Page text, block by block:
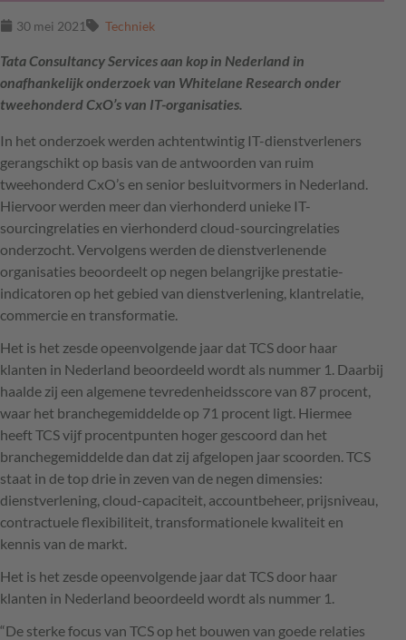
30 mei 2021 Techniek
Tata Consultancy Services aan kop in Nederland in
onafhankelijk onderzoek van Whitelane Research onder
tweehonderd CxO’s van IT-organisaties.
In het onderzoek werden achtentwintig IT-dienstverleners
gerangschikt op basis van de antwoorden van ruim
tweehonderd CxO’s en senior besluitvormers in Nederland.
Hiervoor werden meer dan vierhonderd unieke IT-
sourcingrelaties en vierhonderd cloud-sourcingrelaties
onderzocht. Vervolgens werden de dienstverlenende
organisaties beoordeelt op negen belangrijke prestatie-
indicatoren op het gebied van dienstverlening, klantrelatie,
commercie en transformatie.
Het is het zesde opeenvolgende jaar dat TCS door haar
klanten in Nederland beoordeeld wordt als nummer 1. Daarbij
haalde zij een algemene tevredenheidsscore van 87 procent,
waar het branchegemiddelde op 71 procent ligt. Hiermee
heeft TCSvijf procentpunten hoger gescoord dan het
branchegemiddelde dan dat zij afgelopen jaar scoorden. TCS
staat in de top drie in zeven van de negen dimensies:
dienstverlening, cloud-capaciteit, accountbeheer, prijsniveau,
contractuele flexibiliteit, transformationele kwaliteit en
kennis van de markt.
Het is het zesde opeenvolgende jaar dat TCS door haar
klanten in Nederland beoordeeld wordt als nummer 1.
“De sterke focus van TCS op het bouwen van goede relaties